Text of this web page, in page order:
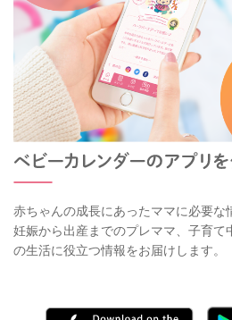
赤ちゃんの成長にあったママに必要な
妊娠から出産までのプレママ、子育て
の生活に役立つ情報をお届けします。